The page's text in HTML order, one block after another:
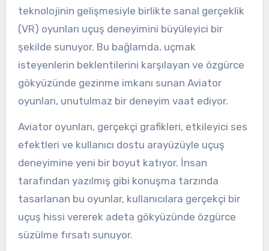
teknolojinin gelişmesiyle birlikte sanal gerçeklik
(VR) oyunları uçuş deneyimini büyüleyici bir
şekilde sunuyor. Bu bağlamda, uçmak
isteyenlerin beklentilerini karşılayan ve özgürce
gökyüzünde gezinme imkanı sunan Aviator
oyunları, unutulmaz bir deneyim vaat ediyor.
Aviator oyunları, gerçekçi grafikleri, etkileyici ses
efektleri ve kullanıcı dostu arayüzüyle uçuş
deneyimine yeni bir boyut katıyor. İnsan
tarafından yazılmış gibi konuşma tarzında
tasarlanan bu oyunlar, kullanıcılara gerçekçi bir
uçuş hissi vererek adeta gökyüzünde özgürce
süzülme fırsatı sunuyor.